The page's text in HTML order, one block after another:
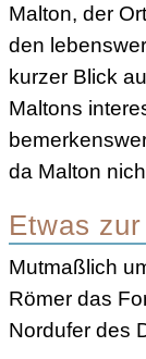
Malton, der
den
kurzer Blick
Maltons
da Malton
Etwas
Mutmaßlich
Römer das
Nordufer des